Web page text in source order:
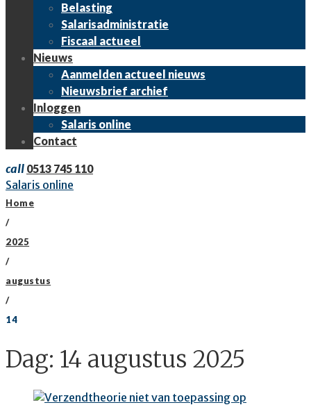
Belasting
Salarisadministratie
Fiscaal actueel
Nieuws
Aanmelden actueel nieuws
Nieuwsbrief archief
Inloggen
Salaris online
Contact
call 0513 745 110
Salaris online
Home
/
2025
/
augustus
/
14
Dag: 14 augustus 2025